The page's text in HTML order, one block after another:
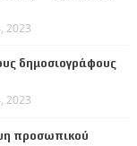
2023
δημοσιογράφους
2023
προσωπικού